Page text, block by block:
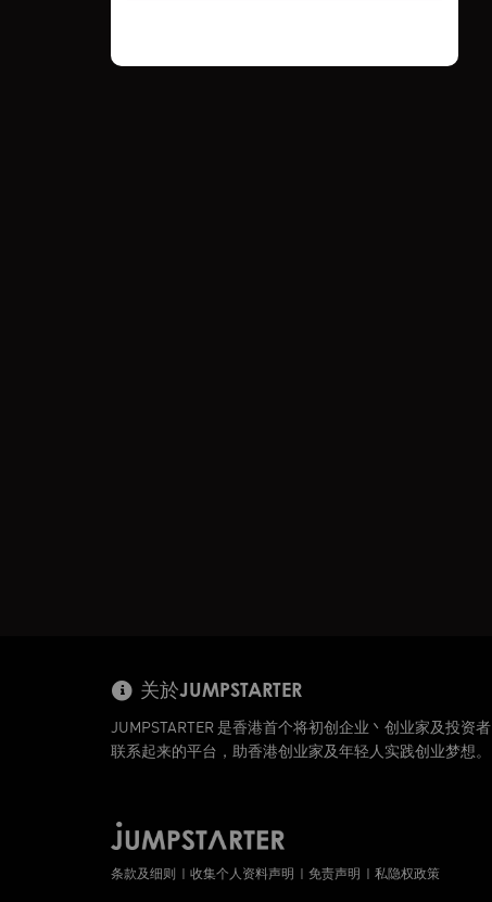
关於JUMPSTARTER
JUMPSTARTER 是香港首个将初创企业丶创业家及投资者
联系起来的平台，助香港创业家及年轻人实践创业梦想。
条款及细则 收集个人资料声明 免责声明 私隐权政策